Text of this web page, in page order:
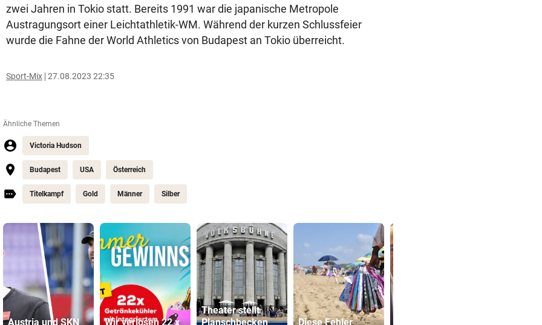
zwei Jahren in Tokio statt. Bereits 1991 war die japanische Metropole
Austragungsort einer Leichtathletik-WM. Während der kurzen Schlussfeier
wurde die Fahne der World Athletics von Budapest an Tokio überreicht.
Sport-Mix 27.08.2023 22:35
Ähnliche Themen
Victoria Hudson
Budapest USA Österreich
Titelkampf Gold Männer Silber
Austria und SKN Wir verlosen 22 x
Theater stellt
Planschbecken
Diese Fehler